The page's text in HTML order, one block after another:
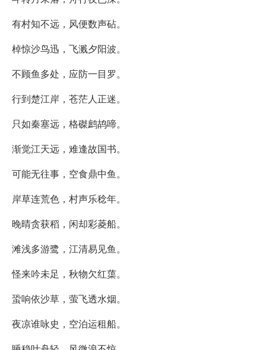
有村知不远，风便数声砧。
棹惊沙鸟迅，飞溅夕阳波。
不顾鱼多处，应防一目罗。
行到楚江岸，苍茫人正迷。
只如秦塞远，格磔鹧鸪啼。
渐觉江天远，难逢故国书。
可能无往事，空食鼎中鱼。
岸草连荒色，村声乐稔年。
晚晴贪获稻，闲却彩菱船。
滩浅多游鹭，江清易见鱼。
怪来吟未足，秋物欠红蕖。
蛩响依沙草，萤飞透水烟。
夜凉谁咏史，空泊运租船。